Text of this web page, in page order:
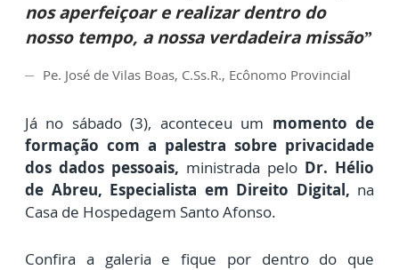
nos aperfeiçoar e realizar dentro do
nosso tempo, a nossa verdadeira missão”
Pe. José de Vilas Boas, C.Ss.R., Ecônomo Provincial
Já no sábado (3), aconteceu um momento de
formação com a palestra sobre privacidade
dos dados pessoais, ministrada pelo Dr. Hélio
de Abreu, Especialista em Direito Digital, na
Casa de Hospedagem Santo Afonso.
Confira a galeria e fique por dentro do que